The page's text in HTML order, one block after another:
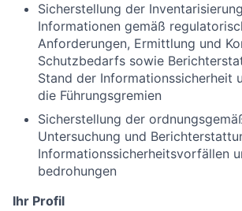
Sicherstellung der
Informationen gemäß
Anforderungen, Ermittlung und
Schutzbedarfs sowie
Stand der Informationssicherheit
die Führungsgremien
Sicherstellung der
Untersuchung und
Informationssicherheitsvorfällen
bedrohungen
Ihr Profil